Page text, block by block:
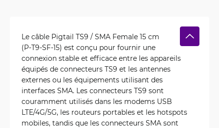
Le câble Pigtail TS9 / SMA Female 15 cm
(P-T9-SF-15) est conçu pour fournir une
connexion stable et efficace entre les appareils
équipés de connecteurs TS9 et les antennes
externes ou les équipements utilisant des
interfaces SMA. Les connecteurs TS9 sont
couramment utilisés dans les modems USB
LTE/4G/5G, les routeurs portables et les hotspots
mobiles, tandis que les connecteurs SMA sont